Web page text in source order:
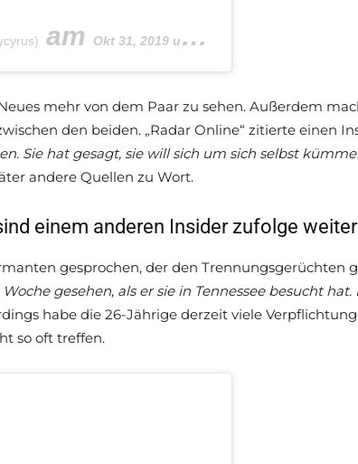
am Okt 31, 2019 um 10:16 PDT
mehr von dem Paar zu sehen. Außerdem
den beiden. „Radar Online“ zitierte einen
Sie hat gesagt, sie will sich um sich selbst
andere Quellen zu Wort.
einem anderen Insider zufolge
gesprochen, der den Trennungsgerüchten
gesehen, als er sie in Tennessee besucht
habe die 26-Jährige derzeit viele
so oft treffen.